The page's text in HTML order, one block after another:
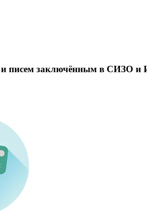
и писем заключённым в СИЗО и